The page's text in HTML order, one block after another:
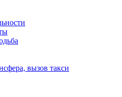
вызов такси